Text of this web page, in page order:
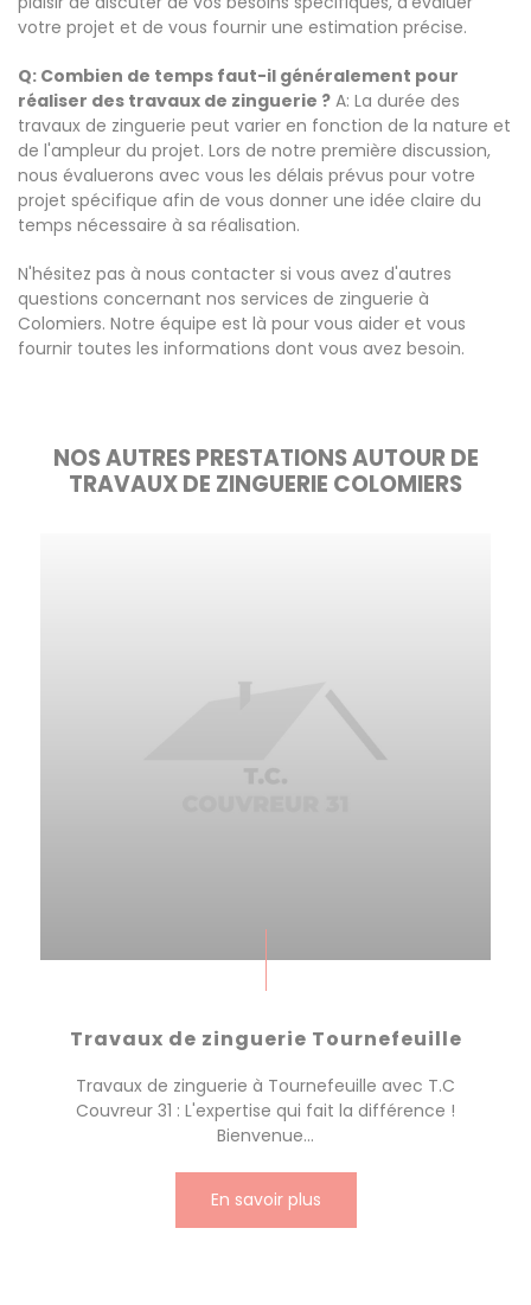
votre projet et de vous fournir une estimation précise.
Q: Combien de temps faut-il généralement pour
réaliser des travaux de zinguerie ? A: La durée des
travaux de zinguerie peut varier en fonction de la nature et
de l'ampleur du projet. Lors de notre première discussion,
nous évaluerons avec vous les délais prévus pour votre
projet spécifique afin de vous donner une idée claire du
temps nécessaire à sa réalisation.
N'hésitez pas à nous contacter si vous avez d'autres
questions concernant nos services de zinguerie à
Colomiers. Notre équipe est là pour vous aider et vous
fournir toutes les informations dont vous avez besoin.
NOS AUTRES PRESTATIONS AUTOUR DE
TRAVAUX DE ZINGUERIE COLOMIERS
Travaux de zinguerie Tournefeuille
Travaux de zinguerie à Tournefeuille avec T.C
Couvreur 31 : L'expertise qui fait la différence !
Bienvenue...
En savoir plus